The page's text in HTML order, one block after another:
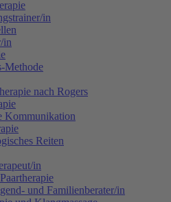
in
in
Methode
nach Rogers
Kommunikation
Reiten
in
und Familienberater/in